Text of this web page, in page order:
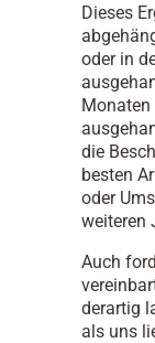
Dieses
oder in
Monaten
die
besten
oder
weiteren
Auch
derartig
als uns